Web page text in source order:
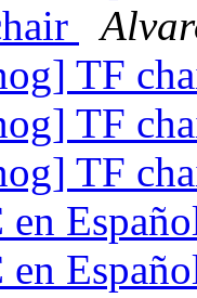
TF
TF
TF
en
en